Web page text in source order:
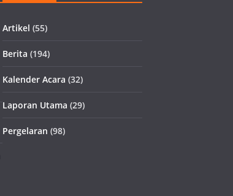
Artikel (55)
Berita (194)
Kalender Acara (32)
Laporan Utama (29)
Pergelaran (98)